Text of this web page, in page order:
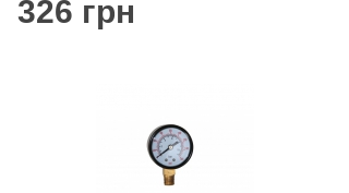
326 грн